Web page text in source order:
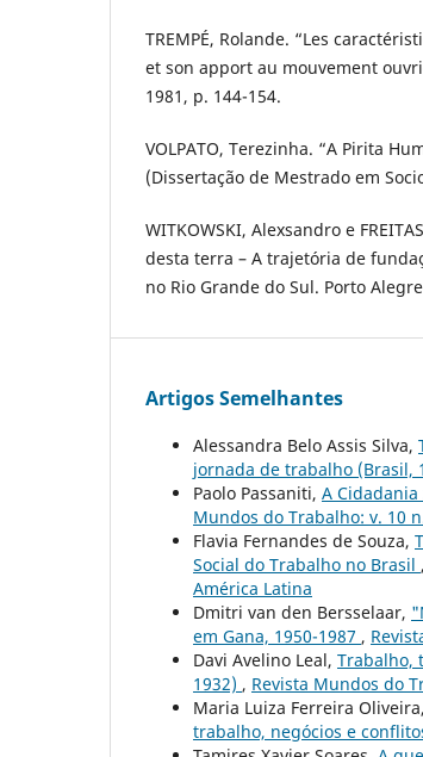
TREMPÉ, Rolande. “Les
et son apport au mouvement
1981, p. 144-154.
VOLPATO, Terezinha. “A Pirita
(Dissertação de Mestrado em
WITKOWSKI, Alexsandro e
desta terra – A trajetória de
no Rio Grande do Sul. Porto
Artigos Semelhantes
Alessandra Belo Assis Silva,
jornada de trabalho (Brasil,
Paolo Passaniti, A Cidadania
Mundos do Trabalho: v. 10
Flavia Fernandes de Souza,
Social do Trabalho no Brasil ,
América Latina
Dmitri van den Bersselaar,
em Gana, 1950-1987 ,
Davi Avelino Leal, Trabalho,
1932) , Revista Mundos do
Maria Luiza Ferreira Oliveira,
trabalho, negócios e